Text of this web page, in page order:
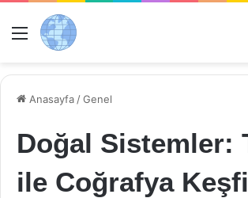
Menü
Anasayfa /Genel
Doğal Sistemler:
ile Coğrafya Keşfi